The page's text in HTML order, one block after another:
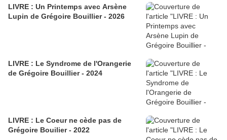
LIVRE : Un Printemps avec Arsène
Lupin de Grégoire Bouillier - 2026
LIVRE : Le Syndrome de l'Orangerie
de Grégoire Bouillier - 2024
LIVRE : Le Coeur ne cède pas de
Grégoire Bouilier - 2022